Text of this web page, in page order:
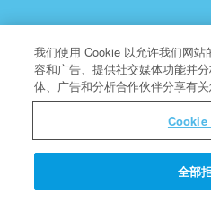
Superbook是
版权
关于
我们使用 Cookie 以允许我们网
容和广告、提供社交媒体功能并
体、广告和分析合作伙伴分享有关
Cookie
全部